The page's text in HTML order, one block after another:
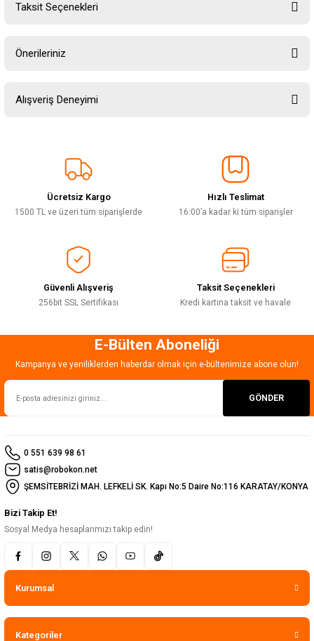
Taksit Seçenekleri
Önerileriniz
Bu ürünün fiyat bilgisi, resim, ürün açıklamalarında ve diğer konularda
yetersiz gördüğünüz noktaları öneri formunu kullanarak tarafımıza
Ürün resmi kalitesiz, bozuk veya görüntülenemiyor.
Ürün açıklamasında eksik bilgiler bulunuyor.
Ürün bilgilerinde hatalar bulunuyor.
Bu ürüne benzer farklı alternatifler olmalı.
Gönder
Alışveriş Deneyimi
Deneyimini Paylaş
Ücretsiz Kargo
1500 TL ve üzeri tüm siparişlerde
Hızlı Teslimat
16:00’a kadar ki tüm siparişler
Güvenli Alışveriş
256bit SSL Sertifikası
Taksit Seçenekleri
Kredi kartına taksit ve havale
E-Bülten Aboneliği
Kampanya ve yeniliklerden haberdar olmak için e-bültenimize abone olun!
GÖNDER
0 551 639 98 61
satis@robokon.net
ŞEMSİTEBRİZİ MAH. LEFKELİ SK. Kapı No:5 Daire No:116 KARATAY/KONYA
Bizi Takip Et!
Sosyal Medya hesaplarımızı takip edin!
Kurumsal
Kategoriler